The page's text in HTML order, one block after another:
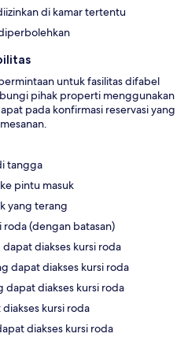
di kamar tertentu
untuk fasilitas difabel
pihak properti menggunakan
pada konfirmasi reservasi yang
tangga
pintu masuk
yang terang
(dengan batasan)
diakses kursi roda
dapat diakses kursi roda
dapat diakses kursi roda
kursi roda
diakses kursi roda